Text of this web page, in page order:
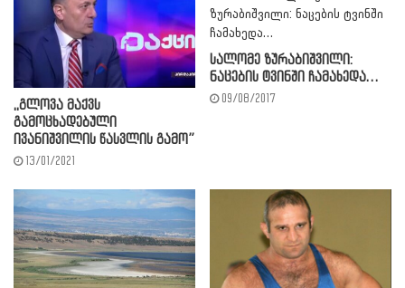
,,გლოვა მაქვს
გამოცხადებული
ივანიშვილის წასვლის გამო”
13/01/2021
სალომე ზურაბიშვილი:
ნაცების ტვინში ჩამახედა…
09/08/2017